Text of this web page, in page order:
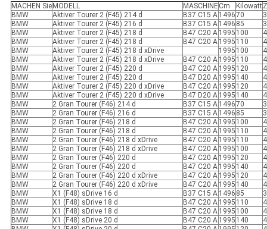
MACHEN Sie MODELL MASCHINECm Kilowatt
BMW
Aktiver Tourer 2 (F45) 214 d B37 C15 A 149670
3
BMW
Aktiver Tourer 2 (F45) 216 d B37 C15 A 1496 85
3
BMW
Aktiver Tourer 2 (F45) 218 d B47 C20 A 1995 100
4
BMW
Aktiver Tourer 2 (F45) 218 d B47 C20 A 1995 110
4
BMW
Aktiver Tourer 2 (F45) 218 d xDrive 1995 100
4
BMW
Aktiver Tourer 2 (F45) 218 d xDrive B47 C20 A 1995 110
4
BMW
Aktiver Tourer 2 (F45) 220 d B47 C20 A 1995 120
4
BMW
Aktiver Tourer 2 (F45) 220 d B47 D20 A 1995 140
4
BMW
Aktiver Tourer 2 (F45) 220 d xDrive B47 C20 A 1995 120
4
BMW
Aktiver Tourer 2 (F45) 220 d xDrive B47 D20 A 1995 140
4
BMW
2 Gran Tourer (F46) 214 d B37 C15 A 149670
3
BMW
2 Gran Tourer (F46) 216 d B37 C15 A 1496 85
3
BMW
2 Gran Tourer (F46) 218 d B47 C20 A 1995 100
4
BMW
2 Gran Tourer (F46) 218 d B47 C20 A 1995 110
4
BMW
2 Gran Tourer (F46) 218 d xDrive B47 C20 A 1995 110
4
BMW
2 Gran Tourer (F46) 218 d xDrive B47 C20 A 1995 100
4
BMW
2 Gran Tourer (F46) 220 d B47 C20 A 1995 120
4
BMW
2 Gran Tourer (F46) 220 d B47 C20 A 1995 140
4
BMW
2 Gran Tourer (F46) 220 d xDrive B47 C20 A 1995 120
4
BMW
2 Gran Tourer (F46) 220 d xDrive B47 C20 A 1995 140
4
BMW
X1 (F48) sDrive 16 d B37 C15 A 1496 85
3
BMW
X1 (F48) sDrive 18 d B47 C20 A 1995 110
4
BMW
X1 (F48) sDrive 18 d B47 C20 A 1995 100
4
BMW
X1 (F48) sDrive 20 d B47 C20 A 1995 140
4